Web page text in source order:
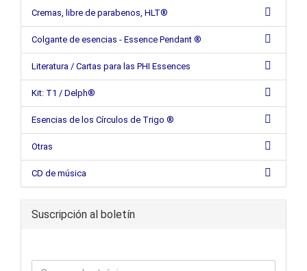
Cremas, libre de parabenos, HLT®
Colgante de esencias - Essence Pendant ®
Literatura / Cartas para las PHI Essences
Kit: T1 / Delph®
Esencias de los Círculos de Trigo ®
Otras
CD de música
Suscripción al boletín